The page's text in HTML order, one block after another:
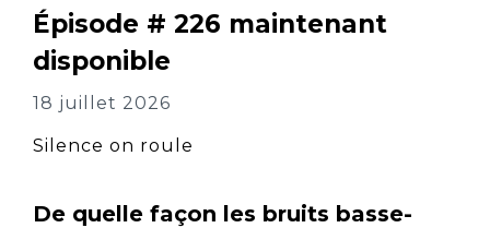
Épisode # 226 maintenant
disponible
18 juillet 2026
Silence on roule
De quelle façon les bruits basse-